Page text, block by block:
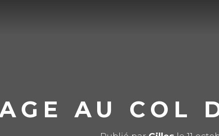
AU COL